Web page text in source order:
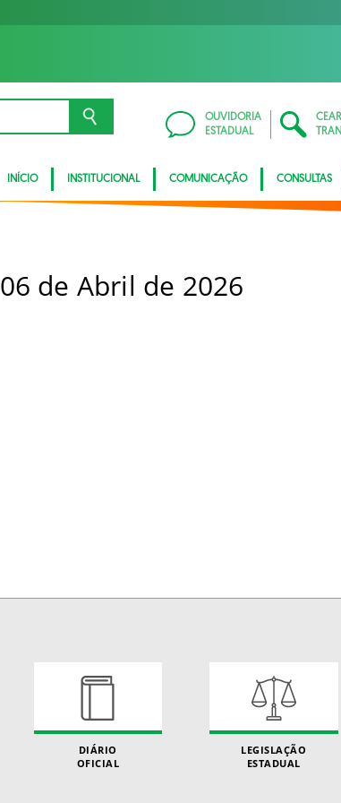
OUVIDORIA
ESTADUAL
INÍCIO INSTITUCIONAL COMUNICAÇÃO CONSULTAS
06 de Abril de 2026
DIÁRIO
OFICIAL
LEGISLAÇÃO
ESTADUAL